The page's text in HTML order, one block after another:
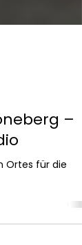
–
Ortes für die